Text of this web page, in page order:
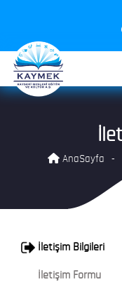
AnaSayfa
İletişim Bilgileri
İletişim Formu